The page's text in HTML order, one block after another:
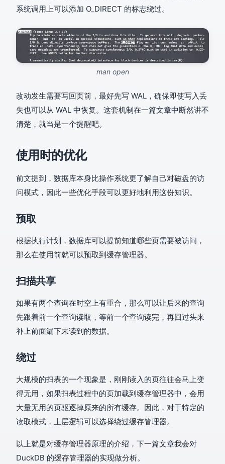
系统调用上可以添加 O_DIRECT 的标志绕过。
man open
改动发生需要写回页前，最好先写 WAL，确保即使写入丢
失也可以从 WAL 中恢复。这套机制在一篇文章中断然讲不
清楚，就当是一个提醒吧。
使用时的优化
前文提到，数据库本身比操作系统更了解自己对磁盘的访
问模式，因此一些优化手段可以更好地利用这份知识。
预取
根据执行计划，数据库可以提前知道哪些页需要被访问，
那么在使用前就可以预取到缓存管理器。
扫描共享
如果有两个查询在时空上有重合，那么可以让后来的查询
先跟着前一个查询读取，等前一个查询读完，再回过头来
补上前面漏下未读到的数据。
绕过
大规模的扫表的一个现象是，刚刚读入的页往往会马上变
得无用，如果扫表过程中的页加载到缓存管理器中，会用
大量无用的页驱逐掉原来的所有缓存。因此，对于特定的
读取模式，上层逻辑可以选择绕过缓存管理器。
以上就是对缓存管理器原理的介绍，下一篇文章我会对
DuckDB 的缓存管理器的实现做分析。